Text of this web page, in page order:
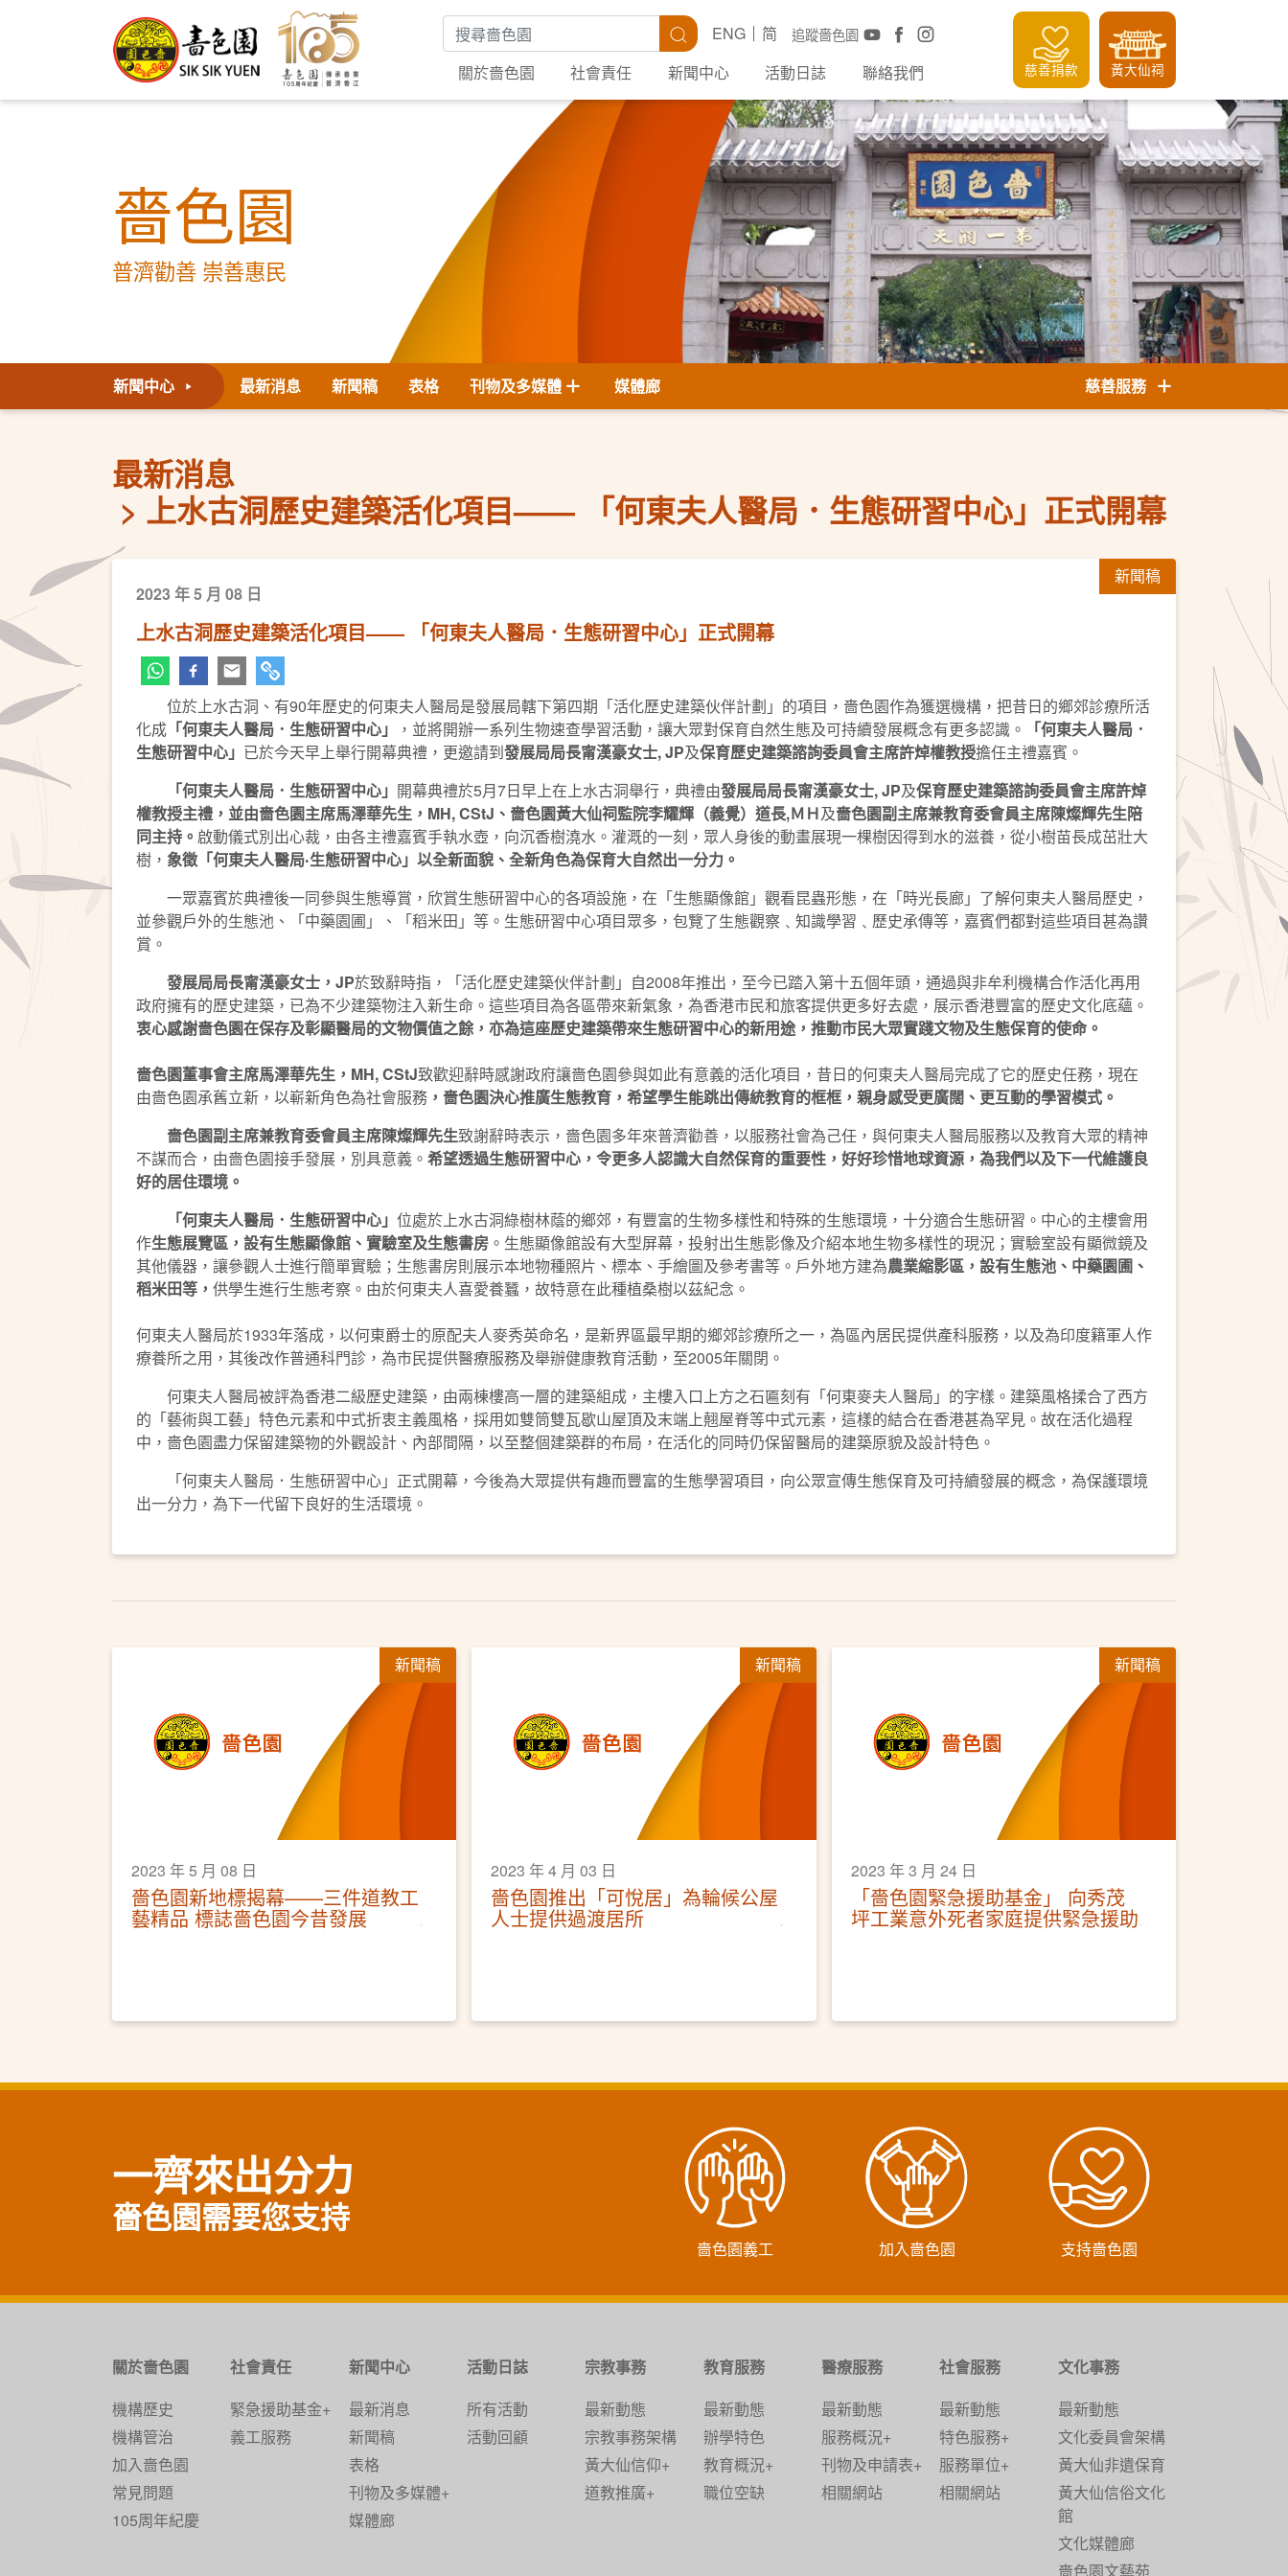
搜尋關鍵字 搜尋 追蹤嗇色園
ENG
简
關於嗇色園
社會責任 新聞中心 活動日誌 聯絡我們 慈善捐款 黃大仙祠
嗇色園
普濟勸善 崇善惠民
新聞中心 最新消息 新聞稿 表格 刊物及多媒體 媒體廊 慈善服務
最新消息
上水古洞歷史建築活化項目—— 「何東夫人醫局．生態研習中心」正式開幕
新聞稿
2023 年 5 月 08 日
上水古洞歷史建築活化項目—— 「何東夫人醫局．生態研習中心」正式開幕
位於上水古洞、有90年歷史的何東夫人醫局是發展局轄下第四期「活化歷史建築伙伴計劃」的項目，嗇色園作為獲選機構，把昔日的鄉郊診療所活
化成 「何東夫人醫局．生態研習中心」 ，並將開辦一系列生物速查學習活動，讓大眾對保育自然生態及可持續發展概念有更多認識。
「何東夫人醫局．
生態研習中心」 已於今天早上舉行開幕典禮，更邀請到發展局局長甯漢豪女士, JP及保育歷史建築諮詢委員會主席許焯權教授擔任主禮嘉賓。
「何東夫人醫局．生態研習中心」 開幕典禮於5月7日早上在上水古洞舉行，典禮由發展局局長甯漢豪女士, JP及保育歷史建築諮詢委員會主席許焯
權教授主禮，並由嗇色園主席馬澤華先生， MH, CStJ 、嗇色園黃大仙祠監院李耀輝（義覺）道長,ＭＨ及嗇色園副主席兼教育委會員主席陳燦輝先生陪
同主持。 啟動儀式別出心裁，由各主禮嘉賓手執水壺，向沉香樹澆水。灌溉的一刻，眾人身後的動畫展現一棵樹因得到水的滋養，從小樹苗長成茁壯大
樹， 象徵 「何東夫人醫局‧生態研習中心」以全新面貌、全新角色為保育大自然出一分力。
一眾嘉賓於典禮後一同參與生態導賞，欣賞生態研習中心的各項設施，在「生態顯像館」觀看昆蟲形態，在「時光長廊」了解何東夫人醫局歷史，
並參觀戶外的生態池、「中藥園圃」、「稻米田」等。生態研習中心項目眾多，包覽了生態觀察﹑知識學習﹑歷史承傳等，嘉賓們都對這些項目甚為讚
賞。
發展局局長甯漢豪女士 ， JP於致辭時指，「活化歷史建築伙伴計劃」自2008年推出，至今已踏入第十五個年頭，通過與非牟利機構合作活化再用
政府擁有的歷史建築，已為不少建築物注入新生命。這些項目為各區帶來新氣象，為香港市民和旅客提供更多好去處，展示香港豐富的歷史文化底蘊。
衷心感謝嗇色園在保存及彰顯醫局的文物價值之餘，亦為這座歷史建築帶來生態研習中心的新用途，推動市民大眾實踐文物及生態保育的使命。
嗇色園董事會主席馬澤華先生， MH, CStJ致歡迎辭時感謝政府讓嗇色園參與如此有意義的活化項目，昔日的何東夫人醫局完成了它的歷史任務，現在
由嗇色園承舊立新，以嶄新角色為社會服務 ，嗇色園決心推廣生態教育，希望學生能跳出傳統教育的框框，親身感受更廣闊、更互動的學習模式。
嗇色園副主席兼教育委會員主席陳燦輝先生致謝辭時表示，嗇色園多年來普濟勸善，以服務社會為己任，與何東夫人醫局服務以及教育大眾的精神
不謀而合，由嗇色園接手發展，別具意義。 希望透過生態研習中心，令更多人認識大自然保育的重要性，好好珍惜地球資源，為我們以及下一代維護良
好的居住環境 。
「何東夫人醫局．生態研習中心」 位處於上水古洞綠樹林蔭的鄉郊，有豐富的生物多樣性和特殊的生態環境，十分適合生態研習。中心的主樓會用
作生態展覽區，設有生態顯像館、實驗室及生態書房 。生態顯像館設有大型屏幕，投射出生態影像及介紹本地生物多樣性的現況；實驗室設有顯微鏡及
其他儀器，讓參觀人士進行簡單實驗；生態書房則展示本地物種照片、標本、手繪圖及參考書等。戶外地方建為農業縮影區，設有生態池、中藥園圃、
稻米田等， 供學生進行生態考察。由於何東夫人喜愛養蠶，故特意在此種植桑樹以茲紀念。
何東夫人醫局於1933年落成，以何東爵士的原配夫人麥秀英命名，是新界區最早期的鄉郊診療所之一，為區內居民提供產科服務，以及為印度籍軍人作
療養所之用，其後改作普通科門診，為市民提供醫療服務及舉辦健康教育活動，至2005年關閉。
何東夫人醫局被評為香港二級歷史建築，由兩棟樓高一層的建築組成，主樓入口上方之石匾刻有「何東麥夫人醫局」的字樣。建築風格揉合了西方
的「藝術與工藝」特色元素和中式折衷主義風格，採用如雙筒雙瓦歇山屋頂及末端上翹屋脊等中式元素，這樣的結合在香港甚為罕見。故在活化過程
中，嗇色園盡力保留建築物的外觀設計、內部間隔，以至整個建築群的布局，在活化的同時仍保留醫局的建築原貌及設計特色。
「何東夫人醫局．生態研習中心」正式開幕，今後為大眾提供有趣而豐富的生態學習項目，向公眾宣傳生態保育及可持續發展的概念，為保護環境
出一分力，為下一代留下良好的生活環境。
新聞稿
2023 年 5 月 08 日
嗇色園新地標揭幕——三件道教工
藝精品 標誌嗇色園今昔發展
新聞稿
2023 年 4 月 03 日
嗇色園推出「可悅居」為輪候公屋
人士提供過渡居所
新聞稿
2023 年 3 月 24 日
「嗇色園緊急援助基金」 向秀茂
坪工業意外死者家庭提供緊急援助
一齊來出分力
嗇色園需要您支持
嗇色園義工 加入嗇色園 支持嗇色園
關於嗇色園
機構歷史
機構管治
加入嗇色園
常見問題
105周年紀慶
社會責任
緊急援助基金+
義工服務
新聞中心
最新消息
新聞稿
表格
刊物及多媒體+
媒體廊
活動日誌
所有活動
活動回顧
宗教事務
最新動態
宗教事務架構
黃大仙信仰+
道教推廣+
教育服務
最新動態
辦學特色
教育概況+
職位空缺
醫療服務
最新動態
服務概況+
刊物及申請表+
相關網站
社會服務
最新動態
特色服務+
服務單位+
相關網站
文化事務
最新動態
文化委員會架構
黃大仙非遺保育
黃大仙信俗文化
館
文化媒體廊
嗇色園文藝苑